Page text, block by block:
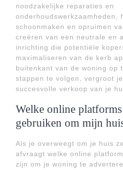
noodzakelijke reparaties en
onderhoudswerkzaamheden,
schoonmaken en opruimen
creëren van een neutrale en
inrichting die potentiële
maximaliseren van de kerb
buitenkant van de woning op
stappen te volgen, vergroot
succesvolle verkoop van je
Welke online
gebruiken om mijn
Als je overweegt om je huis
afvraagt welke online
zijn om je woning te